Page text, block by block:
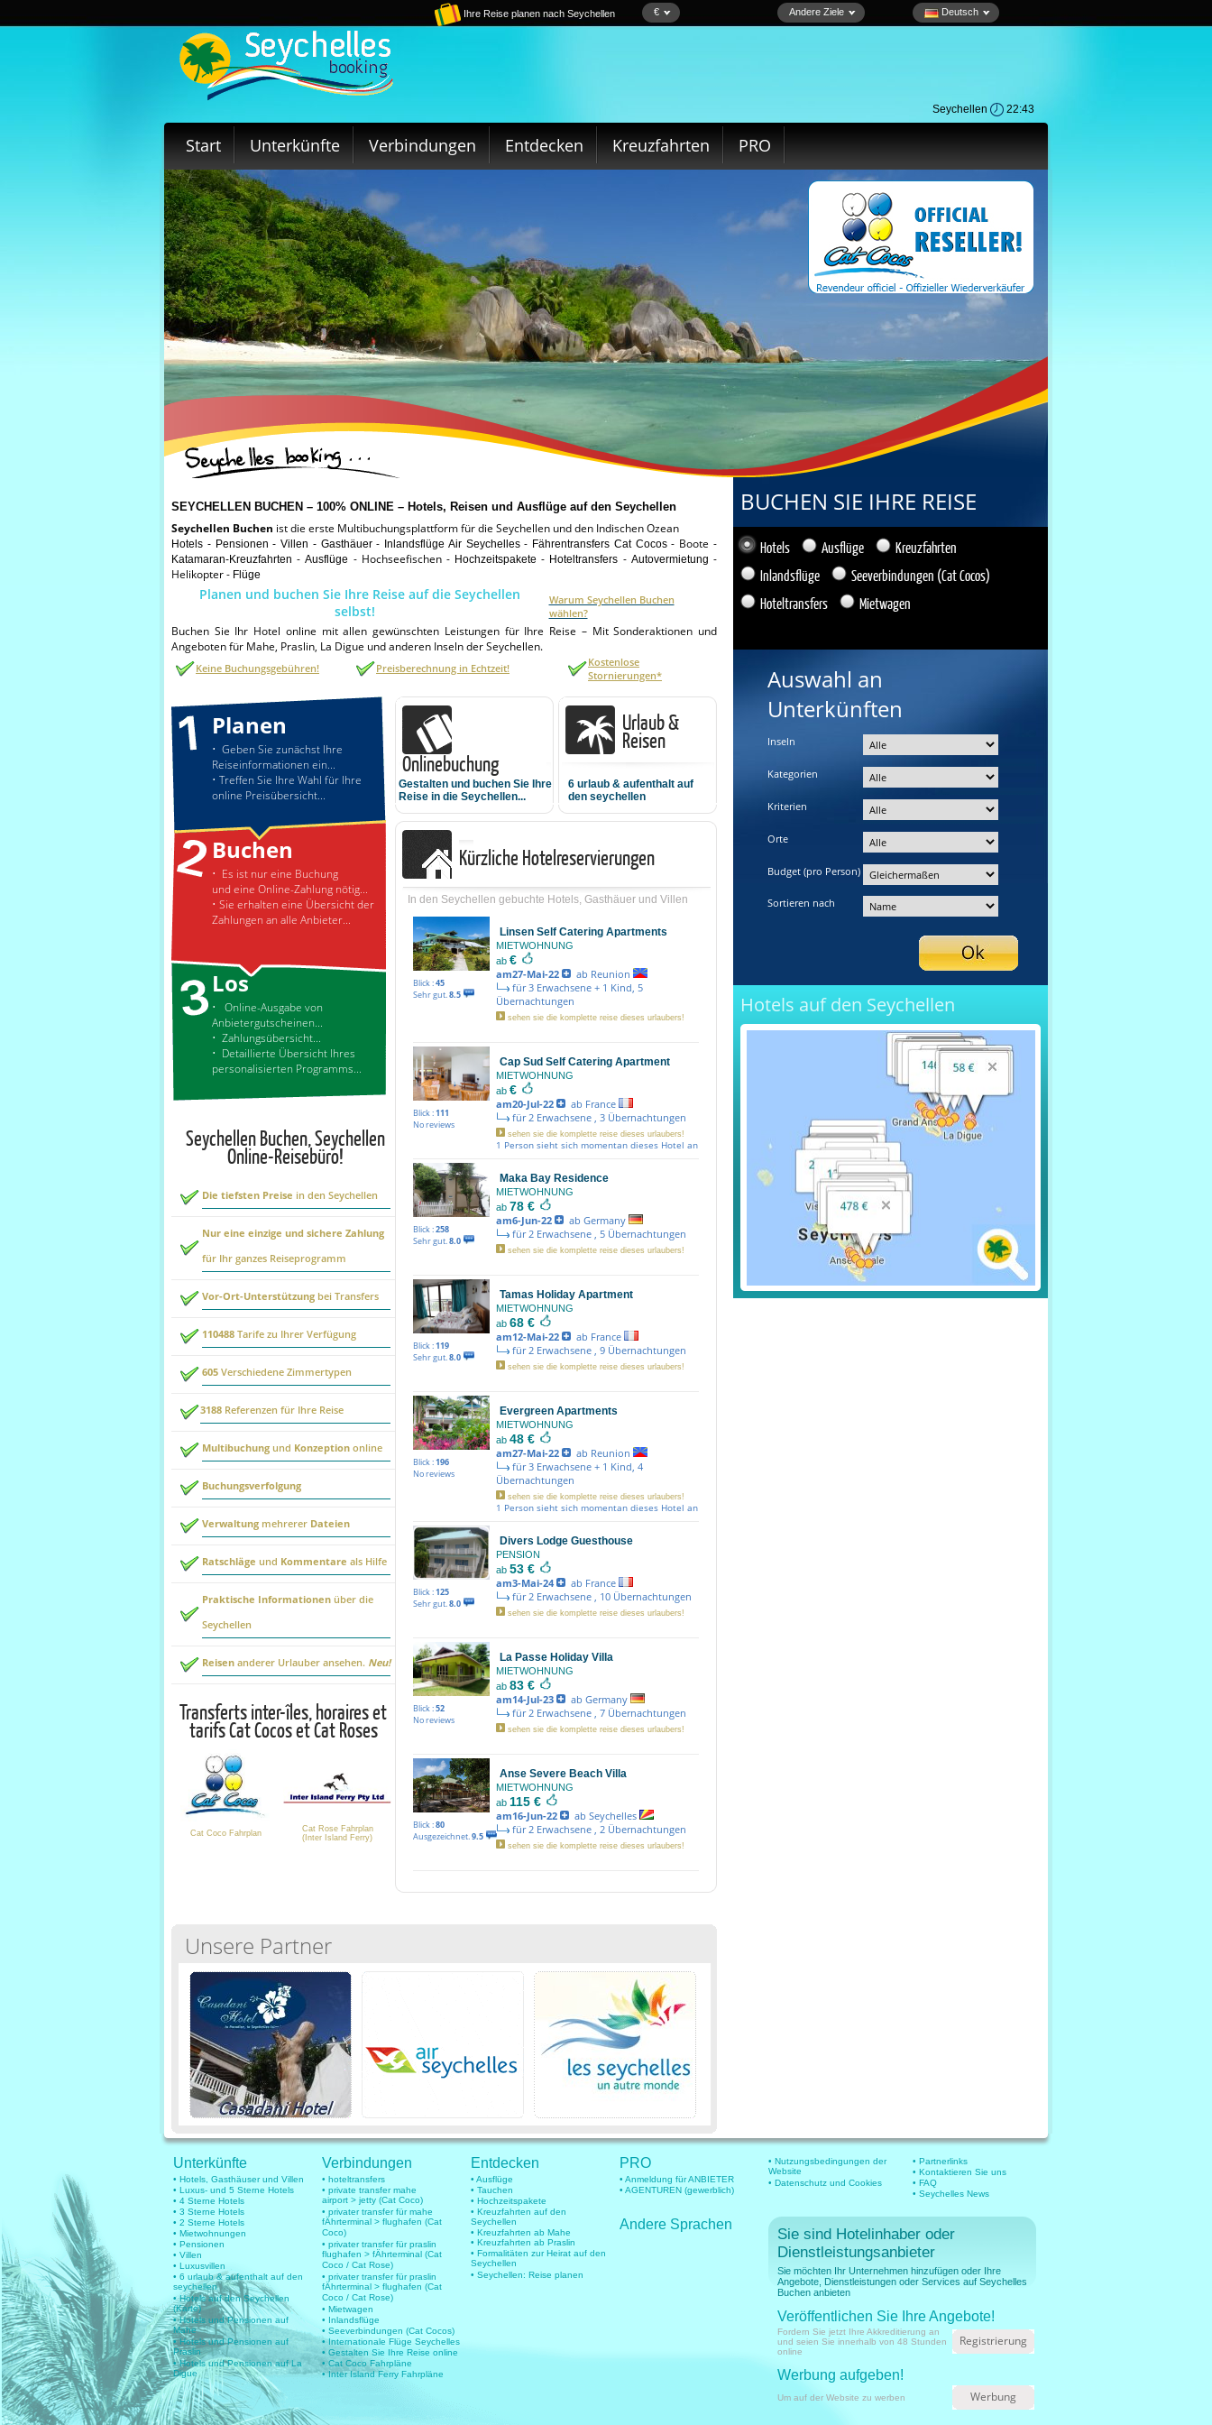
Ihre Reise planen nach Seychellen € Andere Ziele Deutsch
Seychellen 22:43
Start Unterkünfte Verbindungen Entdecken Kreuzfahrten PRO
SEYCHELLEN BUCHEN – 100% ONLINE – Hotels, Reisen und Ausflüge auf den Seychellen
Seychellen Buchen ist die erste Multibuchungsplattform für die Seychellen und den Indischen Ozean
Hotels - Pensionen - Villen - Gasthäuer- Inlandsflüge Air Seychelles- Fährentransfers Cat Cocos- Boote -
Katamaran-Kreuzfahrten -Ausflüge - Hochseefischen - Hochzeitspakete - Hoteltransfers - Autovermietung -
Helikopter - Flüge
Planen und buchen Sie Ihre Reise auf die Seychellen
selbst!
Warum Seychellen Buchen
wählen?
Buchen Sie Ihr Hotel online mit allen gewünschten Leistungen für Ihre Reise – Mit Sonderaktionen und
Angeboten für Mahe, Praslin, La Digue und anderen Inseln der Seychellen.
Keine Buchungsgebühren! Preisberechnung in Echtzeit!
Kostenlose
Stornierungen*
Planen
• Geben Sie zunächst Ihre
Reiseinformationen ein...
• Treffen Sie Ihre Wahl für Ihre
online Preisübersicht...
Buchen
• Es ist nur eine Buchung
und eine Online-Zahlung nötig...
• Sie erhalten eine Übersicht der
Zahlungen an alle Anbieter...
Los
• Online-Ausgabe von
Anbietergutscheinen...
• Zahlungsübersicht...
• Detaillierte Übersicht Ihres
personalisierten Programms...
Seychellen Buchen, Seychellen
Online-Reisebüro!
Die tiefsten Preise in den Seychellen
Nur eine einzige und sichere Zahlung
für Ihr ganzes Reiseprogramm
Vor-Ort-Unterstützung bei Transfers
110488 Tarife zu Ihrer Verfügung
605 Verschiedene Zimmertypen
3188 Referenzen für Ihre Reise
Multibuchung und Konzeption online
Buchungsverfolgung
Verwaltung mehrerer Dateien
Ratschläge und Kommentare als Hilfe
Praktische Informationen über die
Seychellen
Reisen anderer Urlauber ansehen. Neu!
Transferts inter-îles, horaires et
tarifs Cat Cocos et Cat Roses
Cat Coco Fahrplan
Cat Rose Fahrplan
(Inter Island Ferry)
Onlinebuchung
Gestalten und buchen Sie Ihre
Reise in die Seychellen...
Urlaub &
Reisen
6 urlaub & aufenthalt auf
den seychellen
Kürzliche Hotelreservierungen
In den Seychellen gebuchte Hotels, Gasthäuer und Villen
Blick :45
Sehr gut.8.5
Linsen Self Catering Apartments
MIETWOHNUNG
ab €
am27-Mai-22
ab Reunion
für 3 Erwachsene + 1 Kind, 5
Übernachtungen
sehen sie die komplette reise dieses urlaubers!
Blick :111
No reviews
Cap Sud Self Catering Apartment
MIETWOHNUNG
ab €
am20-Jul-22
ab France
für 2 Erwachsene , 3 Übernachtungen
sehen sie die komplette reise dieses urlaubers!
1 Person sieht sich momentan dieses Hotel an
Blick :258
Sehr gut.8.0
Maka Bay Residence
MIETWOHNUNG
ab 78 €
am6-Jun-22
ab Germany
für 2 Erwachsene , 5 Übernachtungen
sehen sie die komplette reise dieses urlaubers!
Blick :119
Sehr gut.8.0
Tamas Holiday Apartment
MIETWOHNUNG
ab 68 €
am12-Mai-22
ab France
für 2 Erwachsene , 9 Übernachtungen
sehen sie die komplette reise dieses urlaubers!
Blick :196
No reviews
Evergreen Apartments
MIETWOHNUNG
ab 48 €
am27-Mai-22
ab Reunion
für 3 Erwachsene + 1 Kind, 4
Übernachtungen
sehen sie die komplette reise dieses urlaubers!
1 Person sieht sich momentan dieses Hotel an
Blick :125
Sehr gut.8.0
Divers Lodge Guesthouse
PENSION
ab 53 €
am3-Mai-24
ab France
für 2 Erwachsene , 10 Übernachtungen
sehen sie die komplette reise dieses urlaubers!
Blick :52
No reviews
La Passe Holiday Villa
MIETWOHNUNG
ab 83 €
am14-Jul-23
ab Germany
für 2 Erwachsene , 7 Übernachtungen
sehen sie die komplette reise dieses urlaubers!
Blick :80
Ausgezeichnet.9.5
Anse Severe Beach Villa
MIETWOHNUNG
ab 115 €
am16-Jun-22
ab Seychelles
für 2 Erwachsene , 2 Übernachtungen
sehen sie die komplette reise dieses urlaubers!
Unsere Partner
BUCHEN SIE IHRE REISE
Hotels Ausflüge
Kreuzfahrten
Inlandsflüge
Seeverbindungen (Cat Cocos)
Hoteltransfers
Mietwagen
Auswahl an
Unterkünften
Inseln
Kategorien
Kriterien
Orte
Budget (pro Person)
Sortieren nach
Hotels auf den Seychellen
Unterkünfte
• Hotels, Gasthäuser und Villen
• Luxus- und 5 Sterne Hotels
• 4 Sterne Hotels
• 3 Sterne Hotels
• 2 Sterne Hotels
• Mietwohnungen
• Pensionen
• Villen
• Luxusvillen
• 6 urlaub & aufenthalt auf den
seychellen
• Hotels auf den Seychellen
(Karte)
• Hotels und Pensionen auf
Mahe
• Hotels und Pensionen auf
Praslin
• Hotels und Pensionen auf La
Digue
Verbindungen
• hoteltransfers
• private transfer mahe
airport > jetty (Cat Coco)
• privater transfer für mahe
fÄhrterminal > flughafen (Cat
Coco)
• privater transfer für praslin
flughafen > fÄhrterminal (Cat
Coco / Cat Rose)
• privater transfer für praslin
fÄhrterminal > flughafen (Cat
Coco / Cat Rose)
• Mietwagen
• Inlandsflüge
• Seeverbindungen (Cat Cocos)
• Internationale Flüge Seychelles
• Gestalten Sie Ihre Reise online
• Cat Coco Fahrpläne
• Inter Island Ferry Fahrpläne
Entdecken
• Ausflüge
• Tauchen
• Hochzeitspakete
• Kreuzfahrten auf den
Seychellen
• Kreuzfahrten ab Mahe
• Kreuzfahrten ab Praslin
• Formalitäten zur Heirat auf den
Seychellen
• Seychellen: Reise planen
PRO
• Anmeldung für ANBIETER
• AGENTUREN (gewerblich)
Andere Sprachen
• Nutzungsbedingungen der
Website
• Datenschutz und Cookies
• Partnerlinks
• Kontaktieren Sie uns
• FAQ
• Seychelles News
Sie sind Hotelinhaber oder
Dienstleistungsanbieter
Sie möchten Ihr Unternehmen hinzufügen oder Ihre
Angebote, Dienstleistungen oder Services auf Seychelles
Buchen anbieten
Veröffentlichen Sie Ihre Angebote!
Fordern Sie jetzt Ihre Akkreditierung an
und seien Sie innerhalb von 48 Stunden
online
Registrierung
Werbung aufgeben!
Um auf der Website zu werben Werbung